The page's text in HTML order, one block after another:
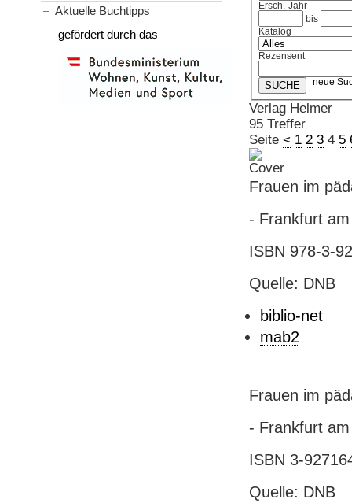
Ersch.-Jahr
bis
Katalog
Rezensent
neue
Verlag Helmer
95 Treffer
Seite < 1 2 3 4 5
Frauen im
- Frankfurt
ISBN 978-3-
Quelle: DNB
biblio-net
mab2
Frauen im
- Frankfurt
ISBN 3-
Quelle: DNB
Aktuelle Buchtipps
gefördert durch das